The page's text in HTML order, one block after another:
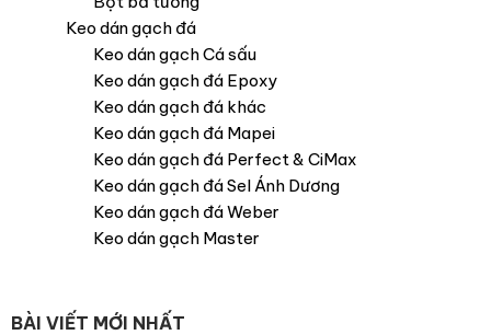
Keo dán gạch đá
Keo dán gạch Cá sấu
Keo dán gạch đá Epoxy
Keo dán gạch đá khác
Keo dán gạch đá Mapei
Keo dán gạch đá Perfect & CiMax
Keo dán gạch đá Sel Ánh Dương
Keo dán gạch đá Weber
Keo dán gạch Master
BÀI VIẾT MỚI NHẤT